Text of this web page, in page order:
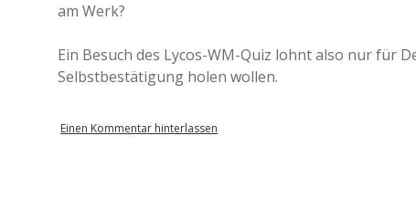
am Werk?
Ein Besuch des Lycos-WM-Quiz lohnt also nur für
Selbstbestätigung holen wollen.
Einen Kommentar hinterlassen